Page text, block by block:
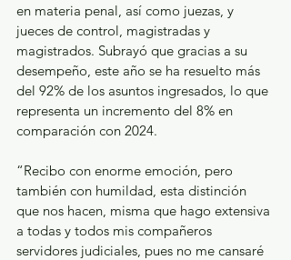
en materia penal, así como juezas, y
jueces de control, magistradas y
magistrados. Subrayó que gracias a su
desempeño, este año se ha resuelto más
del 92% de los asuntos ingresados, lo que
representa un incremento del 8% en
comparación con 2024.
“Recibo con enorme emoción, pero
también con humildad, esta distinción
que nos hacen, misma que hago extensiva
a todas y todos mis compañeros
servidores judiciales, pues no me cansaré